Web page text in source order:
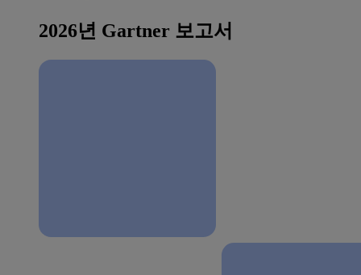
2026년 Gartner 보고서